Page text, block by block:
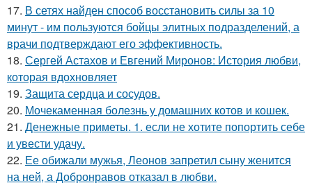
17. В сетях найден способ восстановить силы за 10
минут - им пользуются бойцы элитных подразделений, а
врачи подтверждают его эффективность.
18. Сергей Астахов и Евгений Миронов: История любви,
которая вдохновляет
19. Защита сердца и сосудов.
20. Мочекаменная болезнь у домашних котов и кошек.
21. Денежные приметы. 1. если не хотите попортить себе
и увести удачу.
22. Ее обижали мужья, Леонов запретил сыну женится
на ней, а Добронравов отказал в любви.